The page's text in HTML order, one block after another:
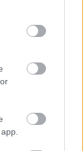
közlése
két
benyújtani.
Összes videó